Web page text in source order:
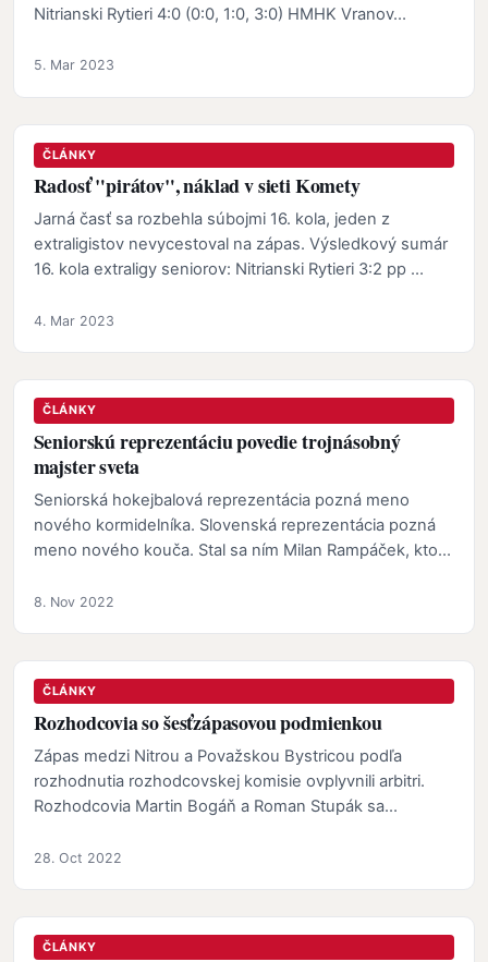
Nitrianski Rytieri 4:0 (0:0, 1:0, 3:0) HMHK Vranov…
5. Mar 2023
ČLÁNKY
Radosť "pirátov", náklad v sieti Komety
Jarná časť sa rozbehla súbojmi 16. kola, jeden z
extraligistov nevycestoval na zápas. Výsledkový sumár
16. kola extraligy seniorov: Nitrianski Rytieri 3:2 pp …
4. Mar 2023
ČLÁNKY
Seniorskú reprezentáciu povedie trojnásobný
majster sveta
Seniorská hokejbalová reprezentácia pozná meno
nového kormidelníka. Slovenská reprezentácia pozná
meno nového kouča. Stal sa ním Milan Rampáček, ktorý
8. Nov 2022
ČLÁNKY
Rozhodcovia so šesťzápasovou podmienkou
Zápas medzi Nitrou a Považskou Bystricou podľa
rozhodnutia rozhodcovskej komisie ovplyvnili arbitri.
Rozhodcovia Martin Bogáň a Roman Stupák sa
28. Oct 2022
ČLÁNKY